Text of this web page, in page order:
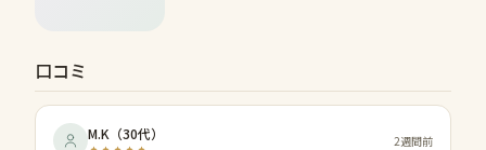
口コミ
M.K （30代） 2週間前